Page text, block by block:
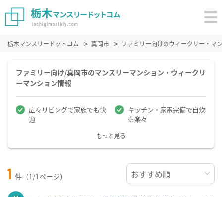
栃木マンスリードットコム 真岡市 ファミリー向けのウィークリー・マ
ファミリー向け/真岡市のマンスリーマンション・ウィークリ
ーマンション情報
広々リビングで家族でも快
適
キッチン・家電完備で自炊
も楽々
もっと見る
1 件（1/1ページ）